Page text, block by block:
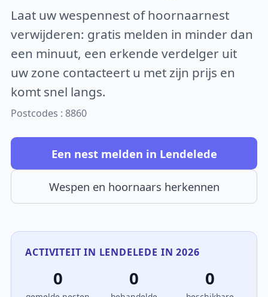
Laat uw wespennest of hoornaarnest
verwijderen: gratis melden in minder dan
een minuut, een erkende verdelger uit
uw zone contacteert u met zijn prijs en
komt snel langs.
Postcodes : 8860
Een nest melden in Lendelede
Wespen en hoornaars herkennen
ACTIVITEIT IN LENDELEDE IN 2026
0 0 0